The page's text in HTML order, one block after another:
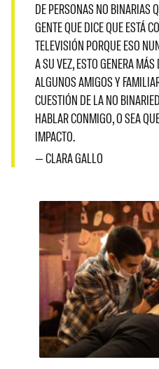
DE PERSONAS NO BINARIAS
GENTE QUE DICE QUE ESTÁ
TELEVISIÓN PORQUE ESO
A SU VEZ, ESTO GENERA
ALGUNOS AMIGOS Y
CUESTIÓN DE LA NO
HABLAR CONMIGO, O SEA
IMPACTO.
— CLARA GALLO